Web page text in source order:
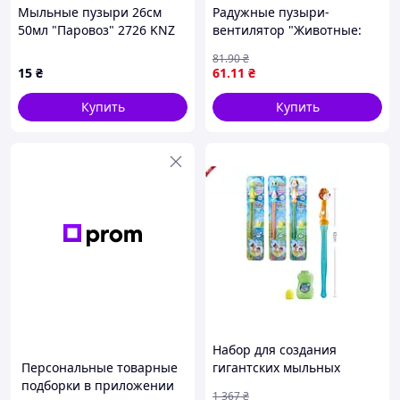
Мыльные пузыри 26см
50мл "Паровоз" 2726 KNZ
15 ₴
Купить
Радужные пузыри-
вентилятор "Животные:
61.11 ₴
81.90₴
Купить
Персональные товарные
подборки в приложении
Набор для создания
гигантских мыльных
1 367₴